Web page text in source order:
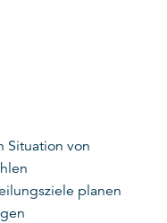
Situation von
planen